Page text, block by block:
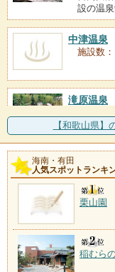
設の温
中津温泉
施設数
滝原温泉
四方を
辺は水
【和歌山県】
海南・有田
人気スポットランキ
栗山園
稲むら